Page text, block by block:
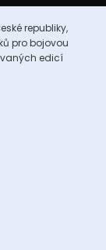
republiky,
pro bojovou
edicí